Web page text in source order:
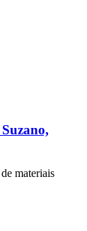
materiais